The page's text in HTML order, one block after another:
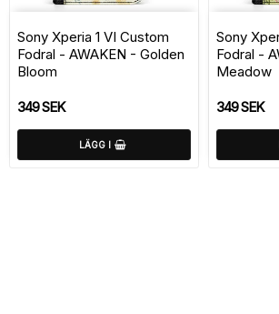
Lägg till i
Sony Xperia 1 VI Custom
Fodral - AWAKEN - Golden
Bloom
349 SEK
LÄGG I
Sony
Fodral -
Meadow
349 SEK